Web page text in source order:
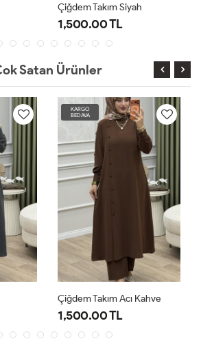
Çiğdem Takım Siyah
1,500.00 TL
Satan Ürünler
KARGO
BEDAVA
Çiğdem Takım Acı Kahve
1,500.00 TL